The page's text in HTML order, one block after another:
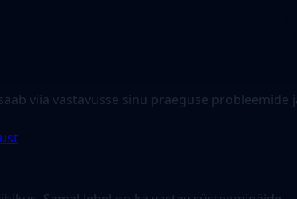
viia vastavusse sinu praeguse probleemide